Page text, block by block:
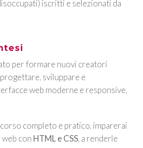
iscritti e selezionati da
per formare nuovi creatori
sviluppare e
web moderne e responsive,
completo e pratico, imparerai
con HTML e CSS, a renderle